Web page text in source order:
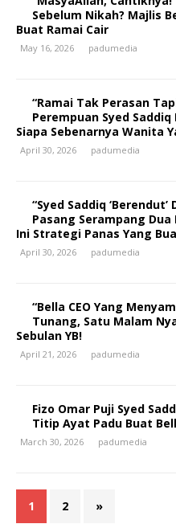
Sebelum Nikah? Majlis
Buat Ramai Cair
May 16, 2026 padumedia
“Ramai Tak Perasan
Perempuan Syed
Siapa Sebenarnya Wanita
April 30, 2026 padumedia
“Syed Saddiq
Pasang Serampang
Ini Strategi Panas Yang
April 30, 2026 padumedia
“Bella CEO Yang
Tunang, Satu Malam
Sebulan YB!
April 21, 2026 padumedia
Fizo Omar Puji Syed
Titip Ayat Padu Buat
March 30, 2026 padumedia
1 2 »